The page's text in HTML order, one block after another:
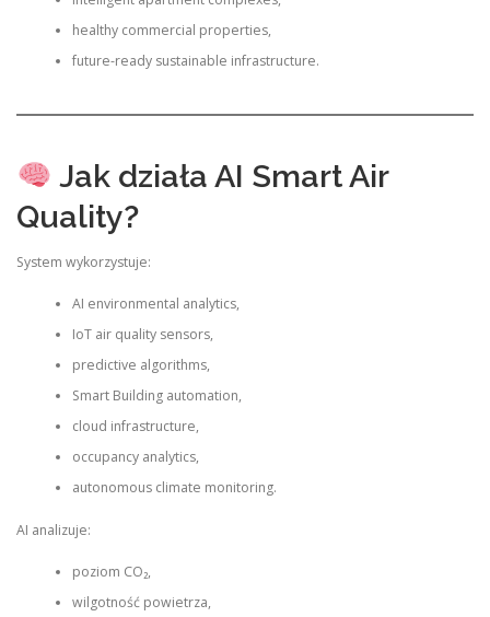
healthy commercial properties,
future-ready sustainable infrastructure.
Jak działa AI Smart Air
Quality?
System wykorzystuje:
AI environmental analytics,
IoT air quality sensors,
predictive algorithms,
Smart Building automation,
cloud infrastructure,
occupancy analytics,
autonomous climate monitoring.
AI analizuje:
poziom CO₂,
wilgotność powietrza,